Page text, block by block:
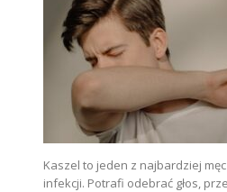
Kaszel to jeden z najbardziej
infekcji. Potrafi odebrać głos,